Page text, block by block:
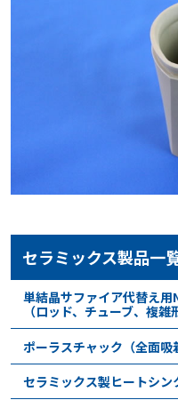
セラミックス製品一
単結晶サファイア代替え
（ロッド、チューブ、複雑
ポーラスチャック（全面吸
セラミックス製ヒートシ